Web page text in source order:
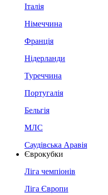
Італія
Німеччина
Франція
Нідерланди
Туреччина
Португалія
Бельгія
МЛС
Саудівська Аравія
Єврокубки
Ліга чемпіонів
Ліга Європи